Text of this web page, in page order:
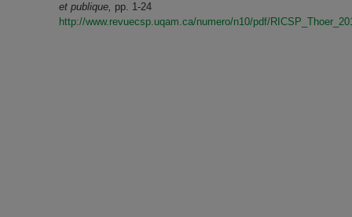
et publique, pp. 1-24
http://www.revuecsp.uqam.ca/numero/n10/pdf/